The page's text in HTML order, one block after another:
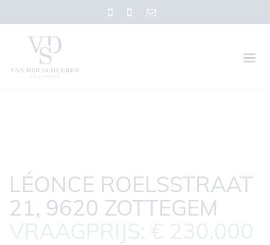
LÉONCE ROELSSTRAAT
21, 9620 ZOTTEGEM
VRAAGPRIJS: € 230.000